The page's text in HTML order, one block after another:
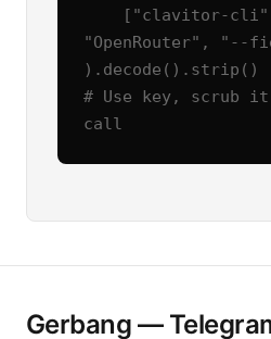
"OpenRouter", "--
).decode().strip()
# Use key, scrub
call
Gerbang —